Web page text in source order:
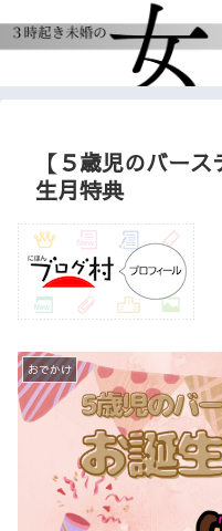
【５歳児のバー
生月特典
おでかけ